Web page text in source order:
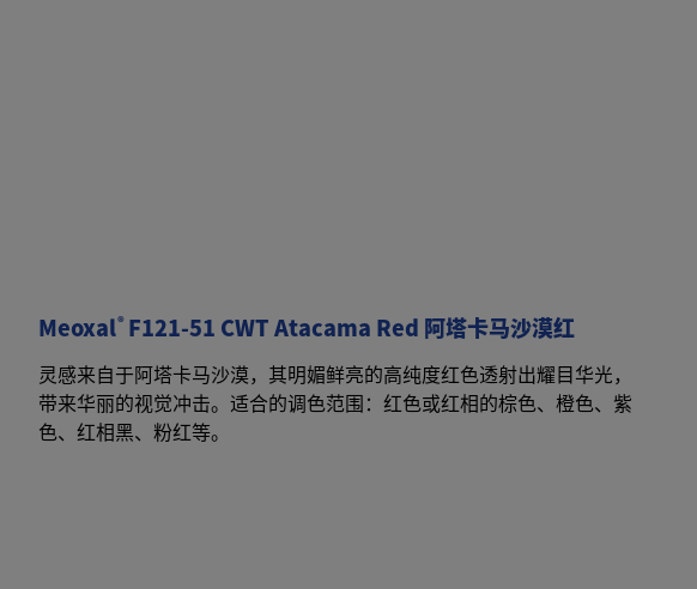
Meoxal® F121-51 CWT Atacama Red 阿塔卡马沙漠红
灵感来自于阿塔卡马沙漠，其明媚鲜亮的高纯度红色透射出耀目华光，
带来华丽的视觉冲击。适合的调色范围：红色或红相的棕色、橙色、紫
色、红相黑、粉红等。